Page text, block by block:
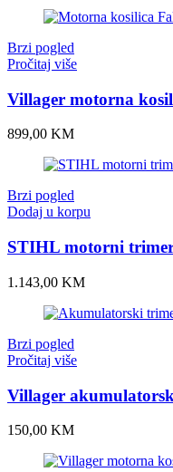
Brzi pogled
Pročitaj više
Villager motorna
899,00 KM
Brzi pogled
Dodaj u korpu
STIHL motorni
1.143,00 KM
Brzi pogled
Pročitaj više
Villager
150,00 KM